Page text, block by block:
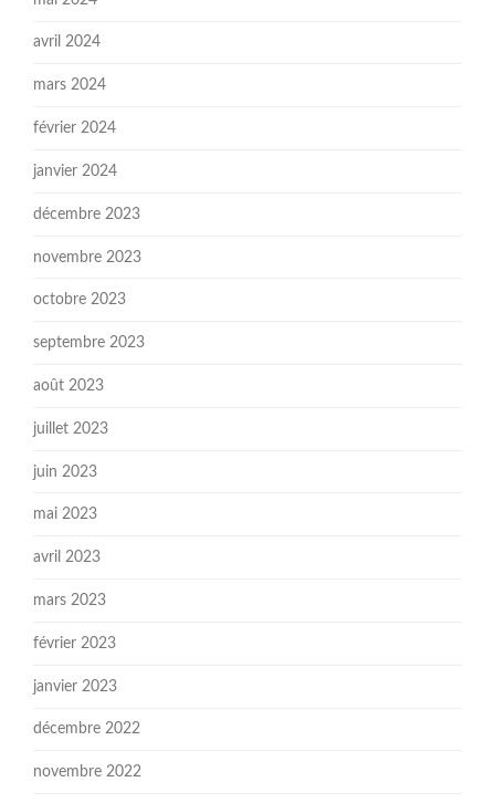
avril 2024
mars 2024
février 2024
janvier 2024
décembre 2023
novembre 2023
octobre 2023
septembre 2023
août 2023
juillet 2023
juin 2023
mai 2023
avril 2023
mars 2023
février 2023
janvier 2023
décembre 2022
novembre 2022